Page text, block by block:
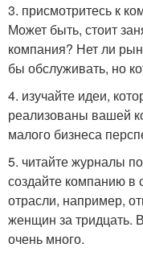
3. присмотритесь к
Может быть, стоит
компания? Нет ли
бы обслуживать, но
4. изучайте идеи,
реализованы вашей
малого бизнеса
5. читайте журналы
создайте компанию в
отрасли, например,
женщин за тридцать.
очень много.